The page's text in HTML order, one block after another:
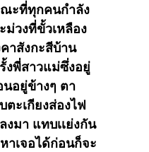
ะที่่ทุกคนกำลัง
ม่วงที่ขั้วเหลือง
าสังกะสีบ้าน
งพี่สาวแม่ซึ่งอยู่
อยู่ข้างๆ ตา
ะเกียงส่องไฟ
มา แทบเเย่งกัน
าเจอได้ก่อนก็จะ